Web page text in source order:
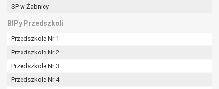
SP w Żabnicy
BIPy Przedszkoli
Przedszkole Nr 1
Przedszkole Nr 2
Przedszkole Nr 3
Przedszkole Nr 4